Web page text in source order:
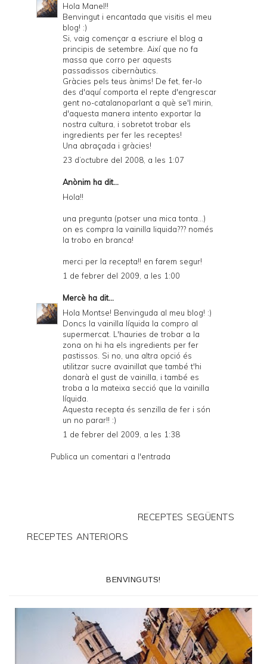
Hola Manel!!
Benvingut i encantada que visitis el meu
blog! :)
Si, vaig començar a escriure el blog a
principis de setembre. Així que no fa
massa que corro per aquests
passadissos cibernàutics.
Gràcies pels teus ànims! De fet, fer-lo
des d'aquí comporta el repte d'engrescar
gent no-catalanoparlant a què se'l mirin,
d'aquesta manera intento exportar la
nostra cultura, i sobretot trobar els
ingredients per fer les receptes!
Una abraçada i gràcies!
23 d’octubre del 2008, a les 1:07
Anònim ha dit...
Hola!!
una pregunta (potser una mica tonta...)
on es compra la vainilla liquida??? només
la trobo en branca!
merci per la recepta!! en farem segur!
1 de febrer del 2009, a les 1:00
Mercè ha dit...
Hola Montse! Benvinguda al meu blog! :)
Doncs la vainilla líquida la compro al
supermercat. L'hauries de trobar a la
zona on hi ha els ingredients per fer
pastissos. Si no, una altra opció és
utilitzar sucre avainillat que també t'hi
donarà el gust de vainilla, i també es
troba a la mateixa secció que la vainilla
líquida.
Aquesta recepta és senzilla de fer i són
un no parar!! :)
1 de febrer del 2009, a les 1:38
Publica un comentari a l'entrada
RECEPTES SEGÜENTS
RECEPTES ANTERIORS
BENVINGUTS!